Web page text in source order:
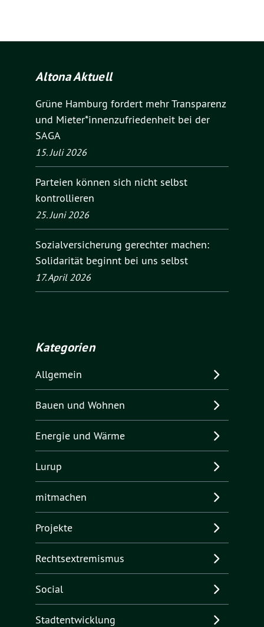
Altona Aktuell
Grüne Hamburg fordert mehr Transparenz
und Mieter*innenzufriedenheit bei der
SAGA
15. Juli 2026
Parteien können sich nicht selbst
kontrollieren
25. Juni 2026
Sozialversicherung gerechter machen:
Solidarität beginnt bei uns selbst
17. April 2026
Kategorien
Allgemein
Bauen und Wohnen
Energie und Wärme
Lurup
mitmachen
Projekte
Rechtsextremismus
Social
Stadtentwicklung